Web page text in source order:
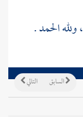
ولله الحمد .
التالي السابق